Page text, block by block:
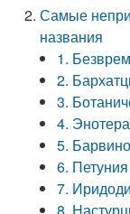
Самые
названия
1.
2.
3.
4. Энотера
5.
6. Петуния
7.